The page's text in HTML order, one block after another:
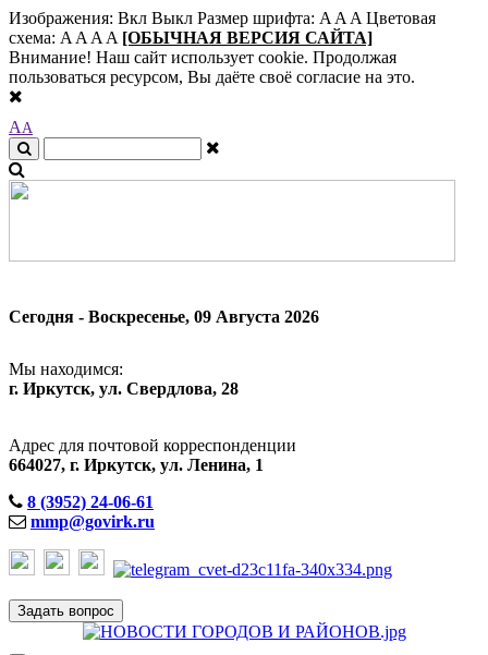
Изображения: Вкл Выкл Размер шрифта: A A A Цветовая
схема: A A A A [ОБЫЧНАЯ ВЕРСИЯ САЙТА]
Внимание! Наш сайт использует cookie. Продолжая
пользоваться ресурсом, Вы даёте своё согласие на это.
AA
Сегодня - Воскресенье, 09 Августа 2026
Мы находимся:
г. Иркутск, ул. Свердлова, 28
Адрес для почтовой корреспонденции
664027, г. Иркутск, ул. Ленина, 1
8 (3952) 24-06-61
mmp@govirk.ru
Задать вопрос